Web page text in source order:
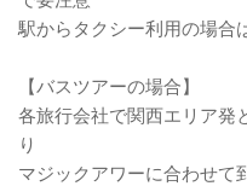
駅からタクシー利用の場合
【バスツアーの場合】
各旅行会社で関西エリア発
り
マジックアワーに合わせて